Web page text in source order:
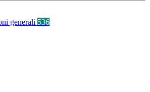
generali 536